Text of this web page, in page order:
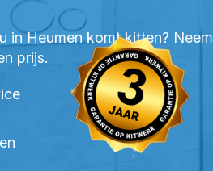
in Heumen komt kitten?
prijs.